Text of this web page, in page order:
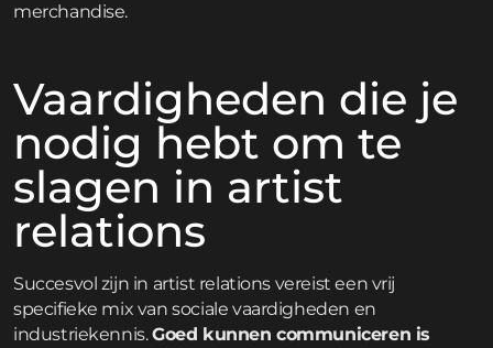
merchandise.
Vaardigheden die je
nodig hebt om te
slagen in artist
relations
Succesvol zijn in artist relations vereist een vrij
specifieke mix van sociale vaardigheden en
industriekennis.Goed kunnen communiceren is